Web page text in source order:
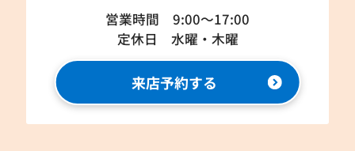
営業時間 9:00～17:00
定休日 水曜・木曜
来店予約する